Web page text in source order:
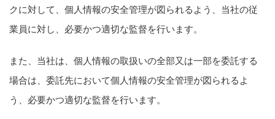
クに対して、個人情報の安全管理が図られるよう、当社の従
業員に対し、必要かつ適切な監督を行います。
また、当社は、個人情報の取扱いの全部又は一部を委託する
場合は、委託先において個人情報の安全管理が図られるよ
う、必要かつ適切な監督を行います。